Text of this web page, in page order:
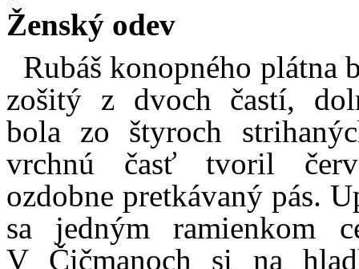
Ženský odev
Rubáš konopného plátna
zošitý z dvoch častí,
bola zo štyroch
vrchnú časť tvoril
ozdobne pretkávaný pás.
sa jedným ramienkom
V Čičmanoch si na